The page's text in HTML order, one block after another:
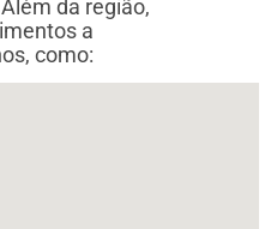
da região,
a
como: